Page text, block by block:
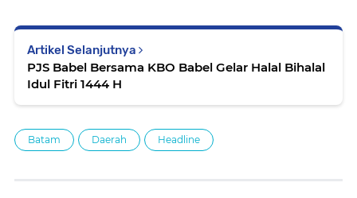
Artikel Selanjutnya
PJS Babel Bersama KBO Babel Gelar Halal Bihalal
Idul Fitri 1444 H
Batam Daerah Headline